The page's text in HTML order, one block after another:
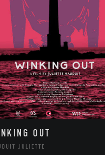
OUT
JULIETTE